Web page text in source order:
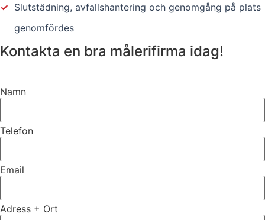
✓ Slutstädning, avfallshantering och genomgång på plats
genomfördes
Kontakta en bra målerifirma idag!
Namn
Telefon
Email
Adress + Ort